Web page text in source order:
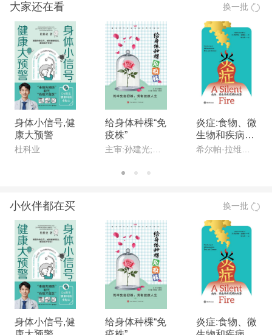
大家还在看 换一批
身体小信号,健
康大预警
杜科业
给身体种棵“免
疫株”
主审:孙建光;主编:宋明全,王秀玲
炎症:食物、微
生物和疾病的
故事
希尔帕·拉维拉(Shilpa Ravella)
小伙伴都在买 换一批
身体小信号,健
给身体种棵“免
炎症:食物、微